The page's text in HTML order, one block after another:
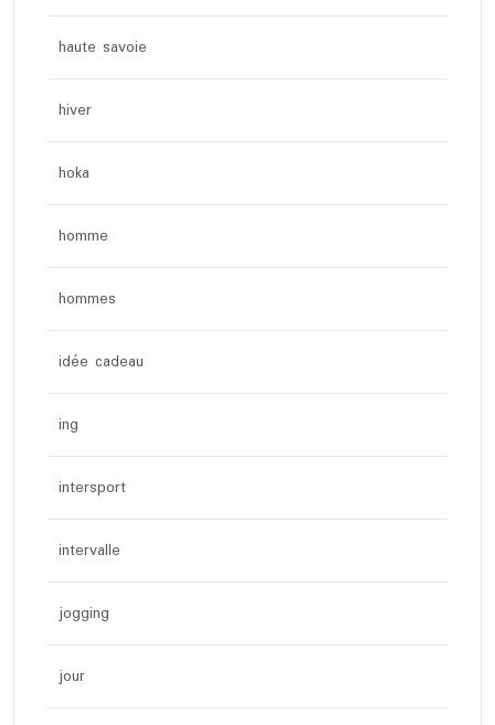
haute savoie
hiver
hoka
homme
hommes
idée cadeau
ing
intersport
intervalle
jogging
jour